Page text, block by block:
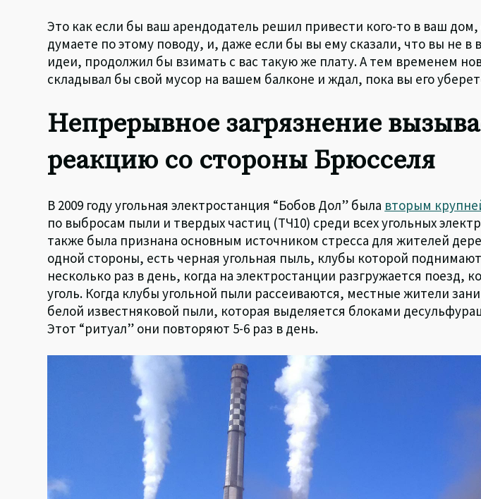
Это как если бы ваш арендодатель решил привести кого-то в ваш
думаете по этому поводу, и, даже если бы вы ему сказали, что вы не в
идеи, продолжил бы взимать с вас такую же плату. А тем временем
складывал бы свой мусор на вашем балконе и ждал, пока вы его
Непрерывное загрязнение
реакцию со стороны Брюсселя
В 2009 году угольная электростанция “Бобов Дол” была вторым
по выбросам пыли и твердых частиц (ТЧ10) среди всех угольных
также была признана основным источником стресса для жителей
одной стороны, есть черная угольная пыль, клубы которой
несколько раз в день, когда на электростанции разгружается поезд,
уголь. Когда клубы угольной пыли рассеиваются, местные жители
белой известняковой пыли, которая выделяется блоками
Этот “ритуал” они повторяют 5-6 раз в день.